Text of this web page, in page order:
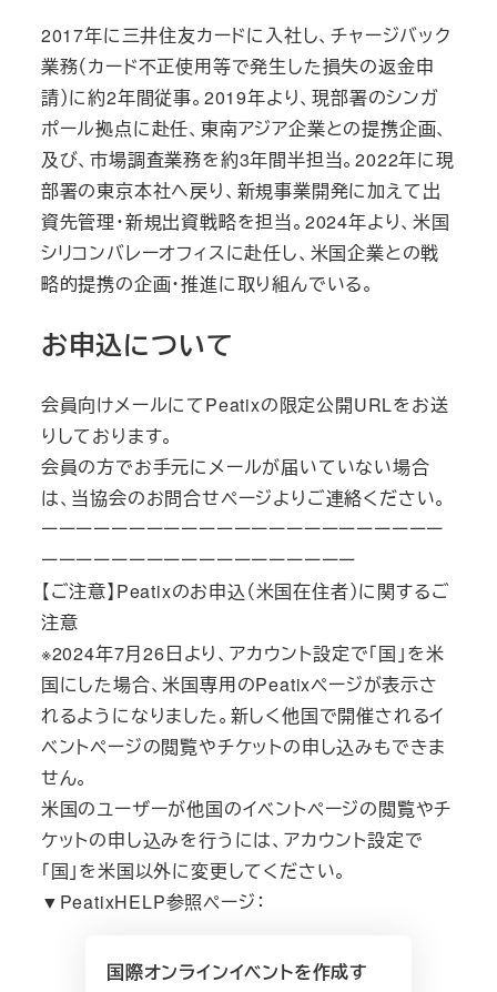
2017年に三井住友カードに入社し、チャージバック
業務（カード不正使用等で発生した損失の返金申
請）に約2年間従事。2019年より、現部署のシンガ
ポール拠点に赴任、東南アジア企業との提携企画、
及び、市場調査業務を約3年間半担当。2022年に現
部署の東京本社へ戻り、新規事業開発に加えて出
資先管理・新規出資戦略を担当。2024年より、米国
シリコンバレーオフィスに赴任し、米国企業との戦
略的提携の企画・推進に取り組んでいる。
お申込について
会員向けメールにてPeatixの限定公開URLをお送
りしております。
会員の方でお手元にメールが届いていない場合
は、当協会のお問合せページよりご連絡ください。
ーーーーーーーーーーーーーーーーーーーーーーー
ーーーーーーーーーーーーーーーーーー
【ご注意】Peatixのお申込（米国在住者）に関するご
注意
※2024年7月26日より、アカウント設定で「国」を米
国にした場合、米国専用のPeatixページが表示さ
れるようになりました。新しく他国で開催されるイ
ベントページの閲覧やチケットの申し込みもできま
せん。
米国のユーザーが他国のイベントページの閲覧やチ
ケットの申し込みを行うには、アカウント設定で
「国」を米国以外に変更してください。
▼PeatixHELP参照ページ：
国際オンラインイベントを作成す